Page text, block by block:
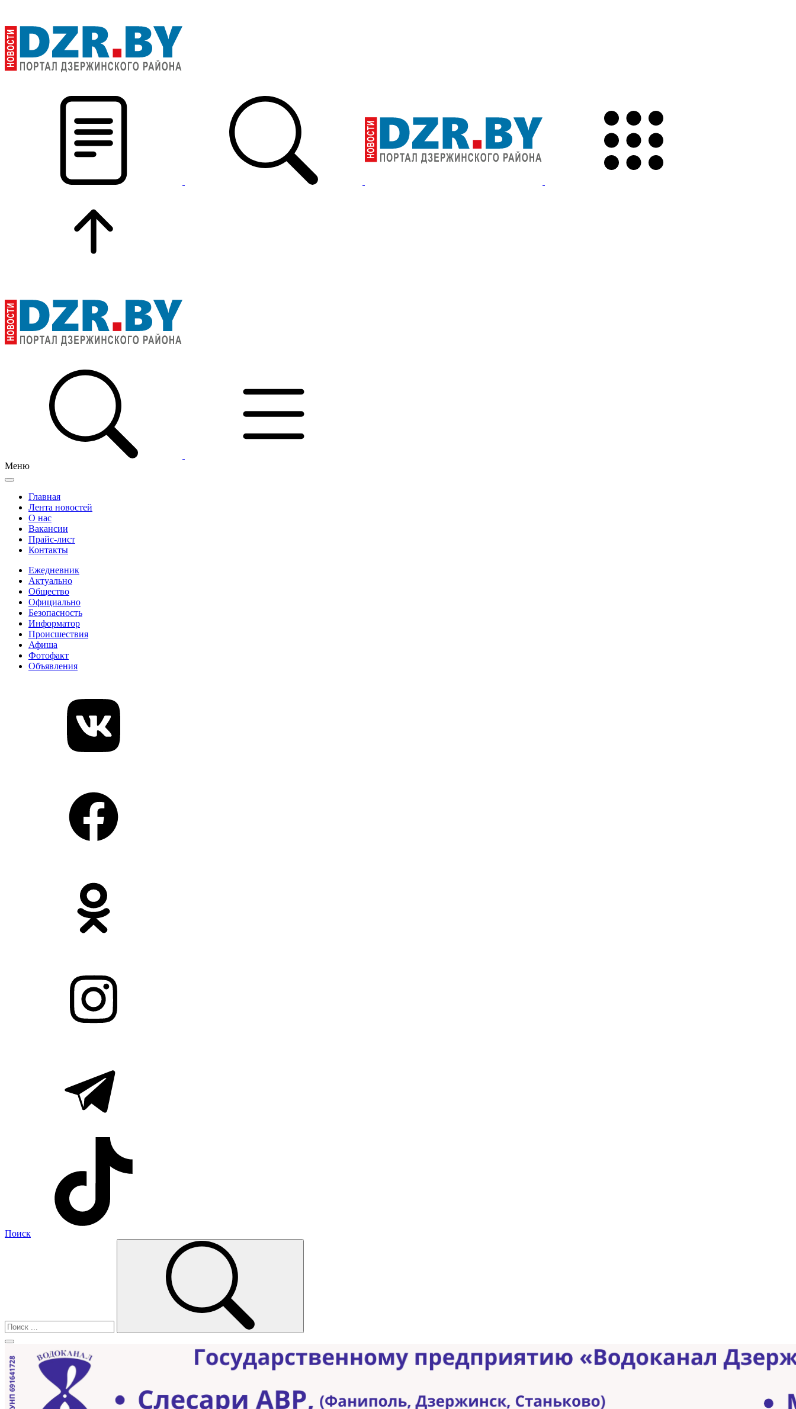
Меню
Главная
Лента новостей
О нас
Вакансии
Прайс-лист
Контакты
Ежедневник
Актуально
Общество
Официально
Безопасность
Информатор
Происшествия
Афиша
Фотофакт
Объявления
Поиск